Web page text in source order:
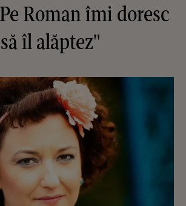
Roman îmi doresc
să îl alăptez"